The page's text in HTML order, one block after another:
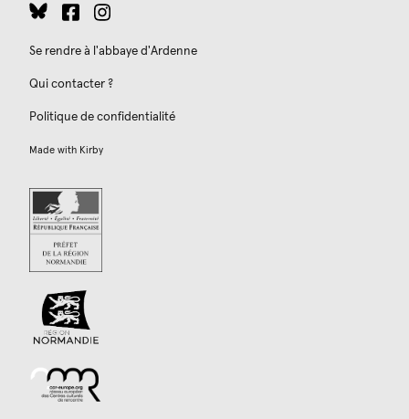
Se rendre à l'abbaye d'Ardenne
Qui contacter ?
Politique de confidentialité
Made with Kirby